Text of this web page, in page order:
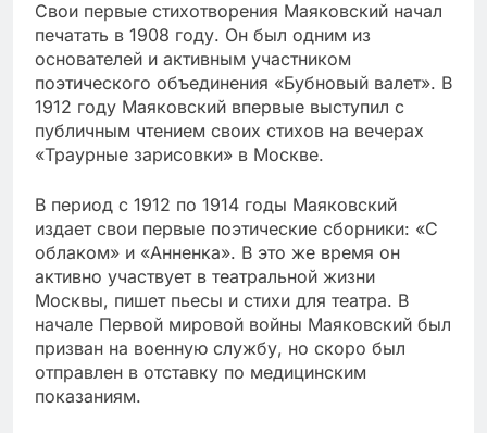
Свои первые стихотворения Маяковский начал
печатать в 1908 году. Он был одним из
основателей и активным участником
поэтического объединения «Бубновый валет». В
1912 году Маяковский впервые выступил с
публичным чтением своих стихов на вечерах
«Траурные зарисовки» в Москве.
В период с 1912 по 1914 годы Маяковский
издает свои первые поэтические сборники: «С
облаком» и «Анненка». В это же время он
активно участвует в театральной жизни
Москвы, пишет пьесы и стихи для театра. В
начале Первой мировой войны Маяковский был
призван на военную службу, но скоро был
отправлен в отставку по медицинским
показаниям.